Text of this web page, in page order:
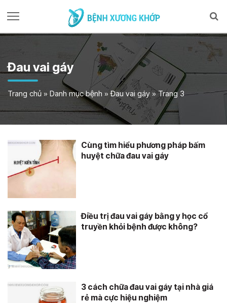
Đau vai gáy
Trang chủ » Danh mục bệnh »Đau vai gáy»Trang 3
Cùng tìm hiểu phương pháp bấm
huyệt chữa đau vai gáy
Điều trị đau vai gáy bằng y học cổ
truyền khỏi bệnh được không?
3 cách chữa đau vai gáy tại nhà giá
rẻ mà cực hiệu nghiệm